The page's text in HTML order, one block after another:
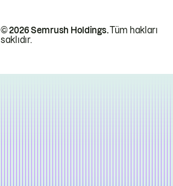
© 2026 Semrush Holdings.Tüm hakları
saklıdır.